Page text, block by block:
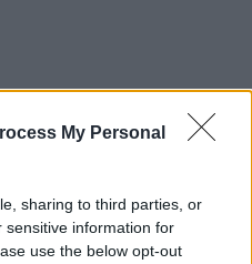
My Personal
sharing to third parties, or
sensitive information for
use the below opt-out